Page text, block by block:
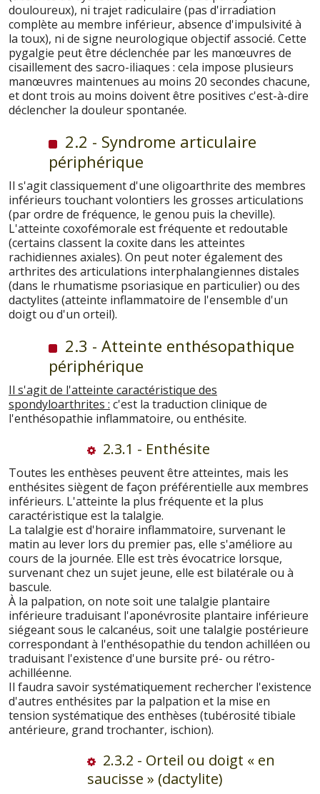
douloureux), ni trajet radiculaire (pas d'irradiation
complète au membre inférieur, absence d'impulsivité à
la toux), ni de signe neurologique objectif associé. Cette
pygalgie peut être déclenchée par les manœuvres de
cisaillement des sacro-iliaques : cela impose plusieurs
manœuvres maintenues au moins 20 secondes chacune,
et dont trois au moins doivent être positives c'est-à-dire
déclencher la douleur spontanée.
2.2 - Syndrome articulaire
périphérique
Il s'agit classiquement d'une oligoarthrite des membres
inférieurs touchant volontiers les grosses articulations
(par ordre de fréquence, le genou puis la cheville).
L'atteinte coxofémorale est fréquente et redoutable
(certains classent la coxite dans les atteintes
rachidiennes axiales). On peut noter également des
arthrites des articulations interphalangiennes distales
(dans le rhumatisme psoriasique en particulier) ou des
dactylites (atteinte inflammatoire de l'ensemble d'un
doigt ou d'un orteil).
2.3 - Atteinte enthésopathique
périphérique
Il s'agit de l'atteinte caractéristique des
spondyloarthrites : c'est la traduction clinique de
l'enthésopathie inflammatoire, ou enthésite.
2.3.1 - Enthésite
Toutes les enthèses peuvent être atteintes, mais les
enthésites siègent de façon préférentielle aux membres
inférieurs. L'atteinte la plus fréquente et la plus
caractéristique est la talalgie.
La talalgie est d'horaire inflammatoire, survenant le
matin au lever lors du premier pas, elle s'améliore au
cours de la journée. Elle est très évocatrice lorsque,
survenant chez un sujet jeune, elle est bilatérale ou à
bascule.
À la palpation, on note soit une talalgie plantaire
inférieure traduisant l'aponévrosite plantaire inférieure
siégeant sous le calcanéus, soit une talalgie postérieure
correspondant à l'enthésopathie du tendon achilléen ou
traduisant l'existence d'une bursite pré- ou rétro-
achilléenne.
Il faudra savoir systématiquement rechercher l'existence
d'autres enthésites par la palpation et la mise en
tension systématique des enthèses (tubérosité tibiale
antérieure, grand trochanter, ischion).
2.3.2 - Orteil ou doigt « en
saucisse » (dactylite)